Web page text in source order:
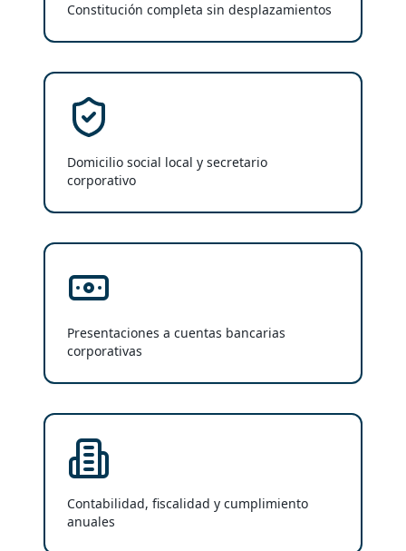
Constitución completa sin desplazamientos
Domicilio social local y secretario
corporativo
Presentaciones a cuentas bancarias
corporativas
Contabilidad, fiscalidad y cumplimiento
anuales